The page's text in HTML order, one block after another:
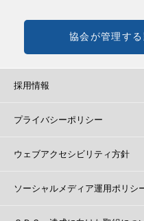
協会が管理す
採用情報
プライバシーポリシー
ウェブアクセシビリティ方針
ソーシャルメディア運用ポリシ